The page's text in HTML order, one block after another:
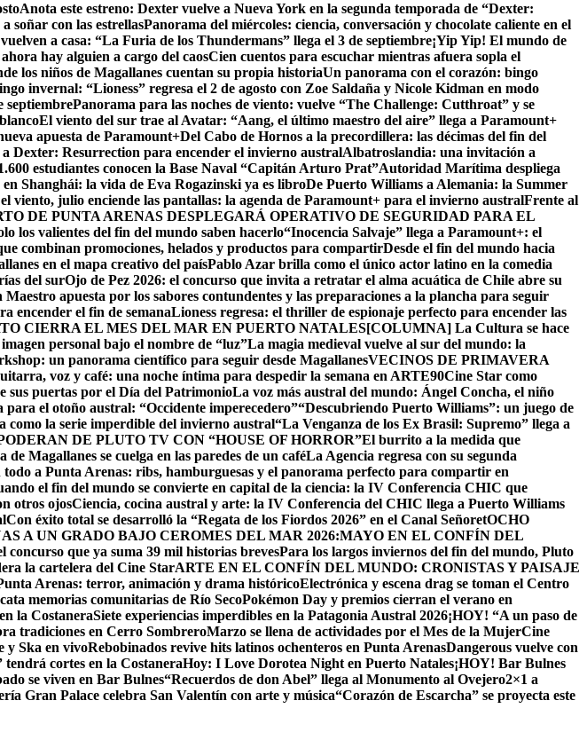
Anota este estreno: Dexter vuelve a Nueva York en la segunda temporada de “Dexter:
soñar con las estrellasPanorama del miércoles: ciencia, conversación y chocolate caliente en el
a casa: “La Furia de los Thundermans” llega el 3 de septiembre¡Yip Yip! El mundo de
hay alguien a cargo del caosCien cuentos para escuchar mientras afuera sopla el
los niños de Magallanes cuentan su propia historiaUn panorama con el corazón: bingo
invernal: “Lioness” regresa el 2 de agosto con Zoe Saldaña y Nicole Kidman en modo
septiembrePanorama para las noches de viento: vuelve “The Challenge: Cutthroat” y se
El viento del sur trae al Avatar: “Aang, el último maestro del aire” llega a Paramount+
apuesta de Paramount+Del Cabo de Hornos a la precordillera: las décimas del fin del
Dexter: Resurrection para encender el invierno australAlbatroslandia: una invitación a
estudiantes conocen la Base Naval “Capitán Arturo Prat”Autoridad Marítima despliega
Shanghái: la vida de Eva Rogazinski ya es libroDe Puerto Williams a Alemania: la Summer
viento, julio enciende las pantallas: la agenda de Paramount+ para el invierno australFrente al
DE PUNTA ARENAS DESPLEGARÁ OPERATIVO DE SEGURIDAD PARA EL
los valientes del fin del mundo saben hacerlo“Inocencia Salvaje” llega a Paramount+: el
combinan promociones, helados y productos para compartirDesde el fin del mundo hacia
en el mapa creativo del paísPablo Azar brilla como el único actor latino en la comedia
del surOjo de Pez 2026: el concurso que invita a retratar el alma acuática de Chile abre su
Maestro apuesta por los sabores contundentes y las preparaciones a la plancha para seguir
encender el fin de semanaLioness regresa: el thriller de espionaje perfecto para encender las
CIERRA EL MES DEL MAR EN PUERTO NATALES[COLUMNA] La Cultura se hace
personal bajo el nombre de “luz”La magia medieval vuelve al sur del mundo: la
un panorama científico para seguir desde MagallanesVECINOS DE PRIMAVERA
voz y café: una noche íntima para despedir la semana en ARTE90Cine Star como
sus puertas por el Día del PatrimonioLa voz más austral del mundo: Ángel Concha, el niño
para el otoño austral: “Occidente imperecedero”“Descubriendo Puerto Williams”: un juego de
como la serie imperdible del invierno austral“La Venganza de los Ex Brasil: Supremo” llega a
DE PLUTO TV CON “HOUSE OF HORROR”El burrito a la medida que
Magallanes se cuelga en las paredes de un caféLa Agencia regresa con su segunda
a Punta Arenas: ribs, hamburguesas y el panorama perfecto para compartir en
el fin del mundo se convierte en capital de la ciencia: la IV Conferencia CHIC que
otros ojosCiencia, cocina austral y arte: la IV Conferencia del CHIC llega a Puerto Williams
Con éxito total se desarrolló la “Regata de los Fiordos 2026” en el Canal SeñoretOCHO
A UN GRADO BAJO CEROMES DEL MAR 2026:MAYO EN EL CONFÍN DEL
concurso que ya suma 39 mil historias brevesPara los largos inviernos del fin del mundo, Pluto
la cartelera del Cine StarARTE EN EL CONFÍN DEL MUNDO: CRONISTAS Y PAISAJE
Arenas: terror, animación y drama históricoElectrónica y escena drag se toman el Centro
memorias comunitarias de Río SecoPokémon Day y premios cierran el verano en
la CostaneraSiete experiencias imperdibles en la Patagonia Austral 2026¡HOY! “A un paso de
tradiciones en Cerro SombreroMarzo se llena de actividades por el Mes de la MujerCine
y Ska en vivoRebobinados revive hits latinos ochenteros en Punta ArenasDangerous vuelve con
cortes en la CostaneraHoy: I Love Dorotea Night en Puerto Natales¡HOY! Bar Bulnes
se viven en Bar Bulnes“Recuerdos de don Abel” llega al Monumento al Ovejero2×1 a
Gran Palace celebra San Valentín con arte y música“Corazón de Escarcha” se proyecta este